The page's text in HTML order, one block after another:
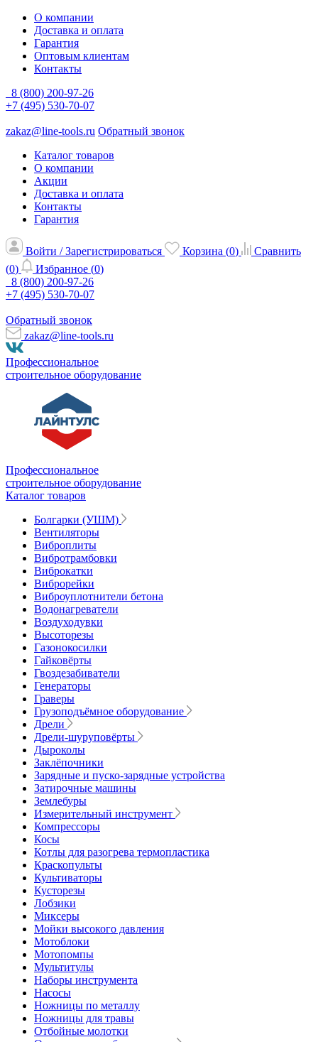
О компании
Доставка и оплата
Гарантия
Оптовым клиентам
Контакты
8 (800) 200-97-26
+7 (495) 530-70-07
zakaz@line-tools.ru Обратный звонок
Каталог товаров
О компании
Акции
Доставка и оплата
Контакты
Гарантия
Войти / Зарегистрироваться Корзина (0)
Сравнить
(0) Избранное (0)
8 (800) 200-97-26
+7 (495) 530-70-07
Обратный звонок
zakaz@line-tools.ru
Профессиональное
строительное оборудование
Профессиональное
строительное оборудование
Каталог товаров
Болгарки (УШМ)
Вентиляторы
Виброплиты
Вибротрамбовки
Виброкатки
Виброрейки
Виброуплотнители бетона
Водонагреватели
Воздуходувки
Высоторезы
Газонокосилки
Гайковёрты
Гвоздезабиватели
Генераторы
Граверы
Грузоподъёмное оборудование
Дрели
Дрели-шуруповёрты
Дыроколы
Заклёпочники
Зарядные и пуско-зарядные устройства
Затирочные машины
Землебуры
Измерительный инструмент
Компрессоры
Косы
Котлы для разогрева термопластика
Краскопульты
Культиваторы
Кусторезы
Лобзики
Миксеры
Мойки высокого давления
Мотоблоки
Мотопомпы
Мультитулы
Наборы инструмента
Насосы
Ножницы по металлу
Ножницы для травы
Отбойные молотки